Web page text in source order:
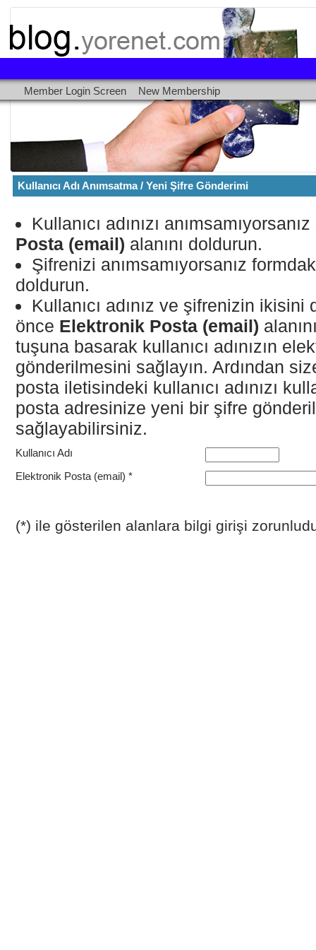
Member Login Screen New Membership
Kullanıcı Adı Anımsatma / Yeni Şifre Gönderimi
Kullanıcı adınızı
Posta (email) alanını doldurun.
Şifrenizi anımsamıyorsanız
doldurun.
Kullanıcı adınız ve şifrenizin ikisini
önce Elektronik Posta (email)
tuşuna basarak kullanıcı adınızın
gönderilmesini sağlayın. Ardından
posta iletisindeki kullanıcı adınızı
posta adresinize yeni bir şifre
sağlayabilirsiniz.
Kullanıcı Adı
Elektronik Posta (email) *
(*) ile gösterilen alanlara bilgi girişi